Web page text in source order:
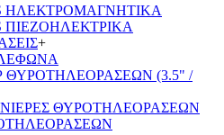
ΗΛΕΚΤΡΟΜΑΓΝΗΤΙΚΑ
ΠΙΕΖΟΗΛΕΚΤΡΙΚΑ
+
ΘΥΡΟΤΗΛΕΟΡΑΣΕΩΝ (3.5" /
ΘΥΡΟΤΗΛΕΟΡΑΣΕΩΝ